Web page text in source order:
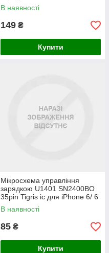
В наявності
149 ₴
Купити
Мікросхема управління
зарядкою U1401 SN2400BO
35pin Tigris ic для iPhone 6/ 6
Plus
В наявності
85 ₴
Купити